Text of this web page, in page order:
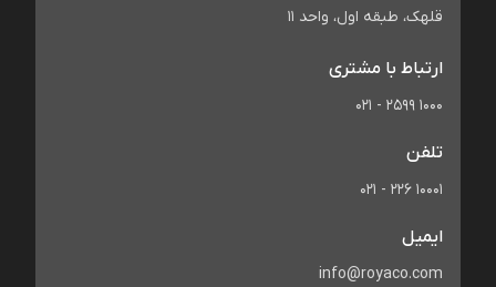
قلهک، طبقه اول، واحد 11
ارتباط با مشتری
021 - 2599 1000
تلفن
021 - 226 10001
ایمیل
info@royaco.com